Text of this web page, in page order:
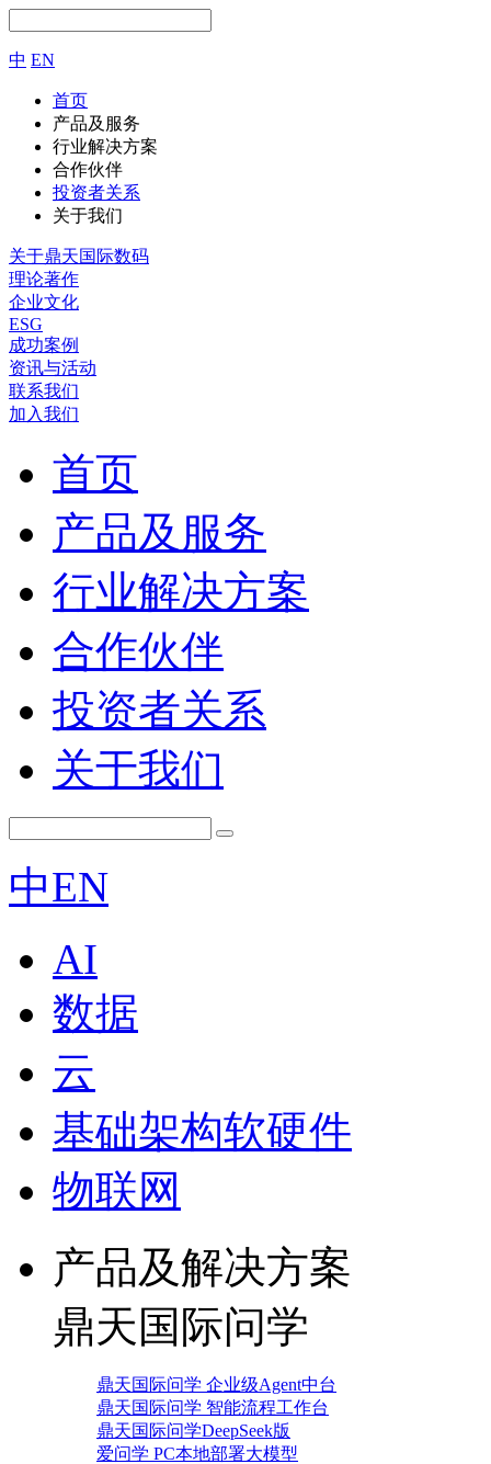
中 EN
首页
产品及服务
行业解决方案
合作伙伴
投资者关系
关于我们
关于鼎天国际数码
理论著作
企业文化
ESG
成功案例
资讯与活动
联系我们
加入我们
首页
产品及服务
行业解决方案
合作伙伴
投资者关系
关于我们
中EN
AI
数据
云
基础架构软硬件
物联网
产品及解决方案
鼎天国际问学
鼎天国际问学 企业级Agent中台
鼎天国际问学 智能流程工作台
鼎天国际问学DeepSeek版
爱问学 PC本地部署大模型